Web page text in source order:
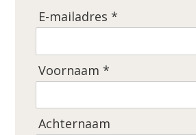
E-mailadres *
Voornaam *
Achternaam